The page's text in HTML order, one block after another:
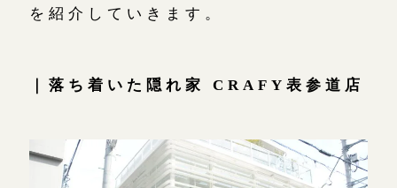
を紹介していきます。
｜落ち着いた隠れ家 CRAFY表参道店